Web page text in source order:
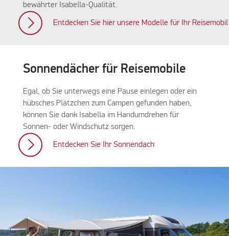
bewährter Isabella-Qualität.
Entdecken Sie hier unsere Modelle für Ihr Reisemobil
Sonnendächer für Reisemobile
Egal, ob Sie unterwegs eine Pause einlegen oder ein
hübsches Plätzchen zum Campen gefunden haben,
können Sie dank Isabella im Handumdrehen für
Sonnen- oder Windschutz sorgen.
Entdecken Sie Ihr Sonnendach